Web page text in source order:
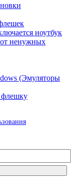
ноутбук
ненужных
(Эмуляторы
флешку